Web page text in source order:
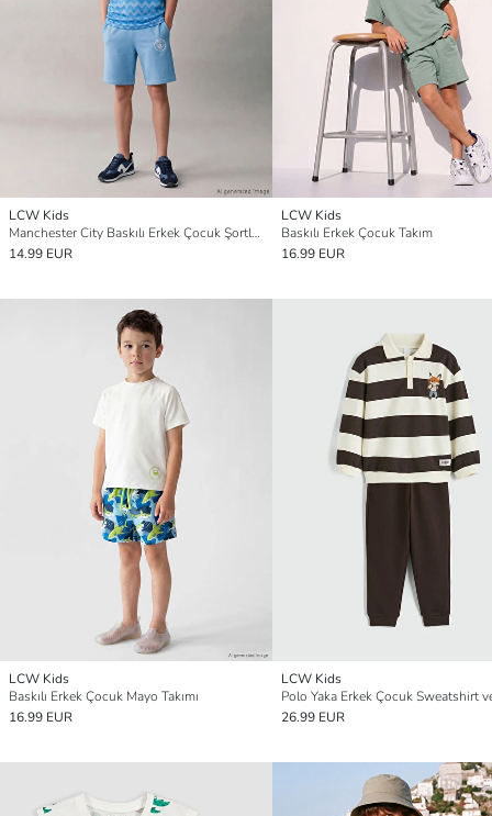
LCW Kids
Manchester City Baskılı Erkek Çocuk Şortlu Takım
14.99 EUR
LCW Kids
Baskılı Erkek Çocuk Takım
16.99 EUR
LCW Kids
Baskılı Erkek Çocuk Mayo Takımı
16.99 EUR
LCW Kids
26.99 EUR